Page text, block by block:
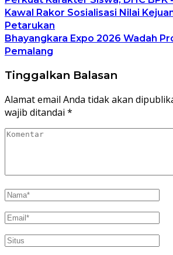
Kawal Rakor Sosialisasi Nilai
Petarukan
Bhayangkara Expo 2026 Wadah
Pemalang
Tinggalkan Balasan
Alamat email Anda tidak akan
wajib ditandai *